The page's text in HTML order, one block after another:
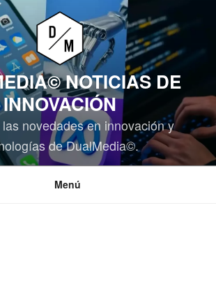
NOTICIAS DE
INNOVACIÓN
novedades en innovación y
de DualMedia©.
Menú